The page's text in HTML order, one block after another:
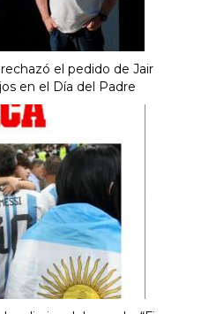
el pedido de Jair
en el Día del Padre